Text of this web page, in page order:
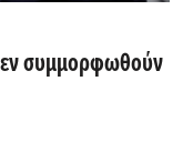
συμμορφωθούν